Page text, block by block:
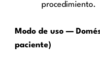
procedimiento.
Modo de uso —
paciente)